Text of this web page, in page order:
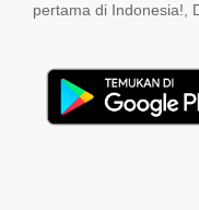
pertama di Indonesia!,